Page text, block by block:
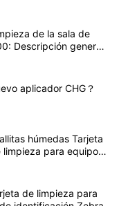
de la sala de
Descripción general
aplicador CHG？
húmedas Tarjeta
para equipos
de limpieza para